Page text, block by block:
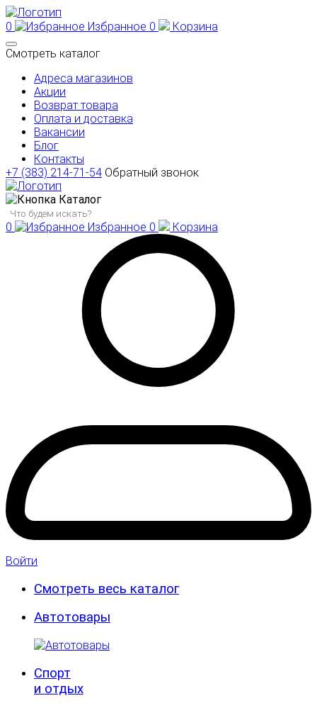
0 Избранное 0
Корзина
Смотреть каталог
Адреса магазинов
Акции
Возврат товара
Оплата и доставка
Вакансии
Блог
Контакты
+7 (383) 214-71-54 Обратный звонок
Каталог
0 Избранное 0 Корзина
Войти
Смотреть весь каталог
Автотовары
Спорт
и отдых